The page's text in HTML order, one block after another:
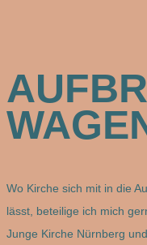
Wo Kirche sich mit in die
lässt, beteilige ich mich
Junge Kirche Nürnberg